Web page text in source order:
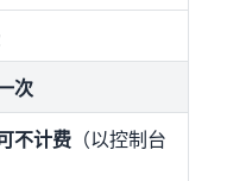
次
不计费 （以控制台